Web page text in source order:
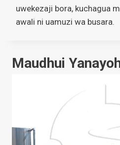
uwekezaji bora, kuchagua
awali ni uamuzi wa busara.
Maudhui